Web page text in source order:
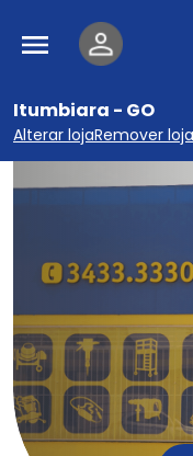
Pular para o
Itumbiara - GO
Alterar lojaRemover loja